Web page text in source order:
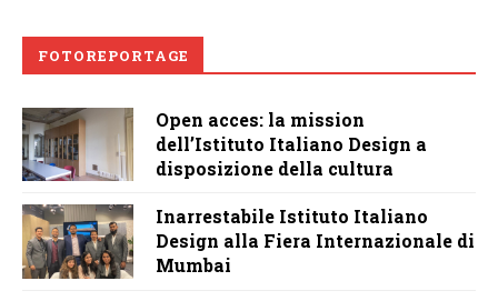
FOTOREPORTAGE
Open acces: la mission
dell’Istituto Italiano Design a
disposizione della cultura
Inarrestabile Istituto Italiano
Design alla Fiera Internazionale di
Mumbai